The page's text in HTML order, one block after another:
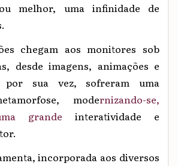
ou melhor, uma infinidade
de
chegam aos monitores sob
desde imagens, animações e
por sua vez, sofreram
uma
modernizando-se,
grande
interatividade
e
incorporada aos diversos